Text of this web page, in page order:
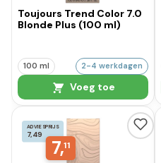
Toujours Trend Color 7.0
Blonde Plus (100 ml)
100 ml 2-4 werkdagen
Voeg toe
ADVIESPRIJS
7,49
7,11